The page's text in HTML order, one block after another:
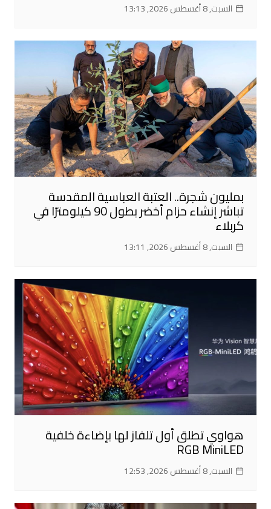
السبت, 8 أغسطس 2026, 13:13
بمليون شجرة.. العتبة العباسية المقدسة
تباشر إنشاء حزام أخضر بطول 90 كيلومترًا في
كربلاء
السبت, 8 أغسطس 2026, 13:11
هواوي تطلق أول تلفاز لها بإضاءة خلفية
RGB MiniLED
السبت, 8 أغسطس 2026, 12:53